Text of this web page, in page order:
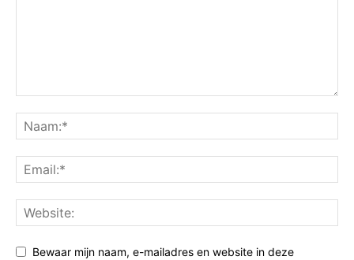
Bewaar mijn naam, e-mailadres en website in deze